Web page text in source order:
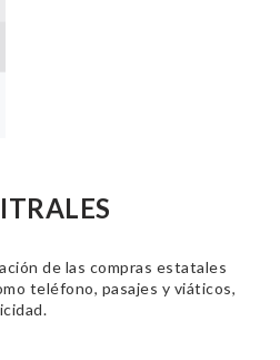
de las compras estatales
teléfono, pasajes y viáticos,